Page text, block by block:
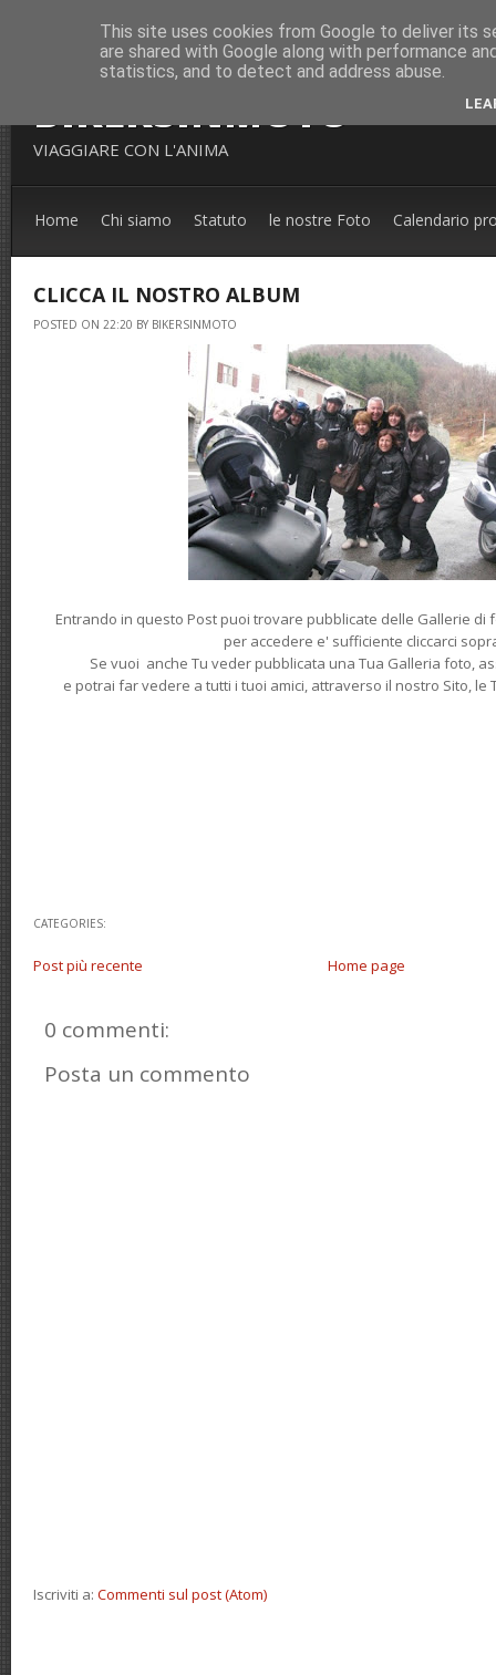
BIKERSINMOTO
VIAGGIARE CON L'ANIMA
Home Chi siamo Statuto le nostre Foto Calendario
CLICCA IL NOSTRO ALBUM
POSTED ON 22:20 BY BIKERSINMOTO
Entrando in questo Post puoi trovare pubblicate delle Gallerie di
per accedere e' sufficiente cliccarci
Se vuoi anche Tu veder pubblicata una Tua Galleria foto,
e potrai far vedere a tutti i tuoi amici, attraverso il nostro Sito,
CATEGORIES:
Post più recente Home page
0 commenti:
Posta un commento
Iscriviti a: Commenti sul post (Atom)
This site uses cookies from Google to deliver its
are shared with Google along with performance
statistics, and to detect and address abuse.